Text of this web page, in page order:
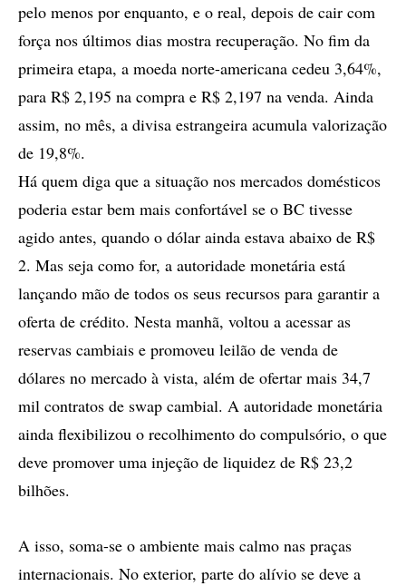
pelo menos por enquanto, e o real, depois de cair com
força nos últimos dias mostra recuperação. No fim da
primeira etapa, a moeda norte-americana cedeu 3,64%,
para R$ 2,195 na compra e R$ 2,197 na venda. Ainda
assim, no mês, a divisa estrangeira acumula valorização
de 19,8%.
Há quem diga que a situação nos mercados domésticos
poderia estar bem mais confortável se o BC tivesse
agido antes, quando o dólar ainda estava abaixo de R$
2. Mas seja como for, a autoridade monetária está
lançando mão de todos os seus recursos para garantir a
oferta de crédito. Nesta manhã, voltou a acessar as
reservas cambiais e promoveu leilão de venda de
dólares no mercado à vista, além de ofertar mais 34,7
mil contratos de swap cambial. A autoridade monetária
ainda flexibilizou o recolhimento do compulsório, o que
deve promover uma injeção de liquidez de R$ 23,2
bilhões.
A isso, soma-se o ambiente mais calmo nas praças
internacionais. No exterior, parte do alívio se deve a